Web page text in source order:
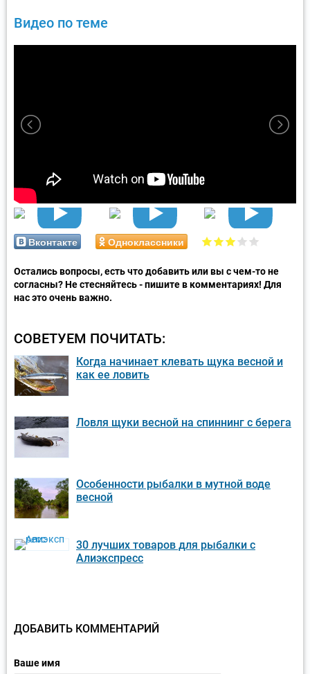
Видео по теме
Вконтакте Одноклассники
Остались вопросы, есть что добавить или вы с чем-то не
согласны? Не стесняйтесь - пишите в комментариях! Для
нас это очень важно.
СОВЕТУЕМ ПОЧИТАТЬ:
Когда начинает клевать щука весной и
как ее ловить
Ловля щуки весной на спиннинг с берега
Особенности рыбалки в мутной воде
весной
30 лучших товаров для рыбалки с
Алиэкспресс
ДОБАВИТЬ КОММЕНТАРИЙ
Ваше имя